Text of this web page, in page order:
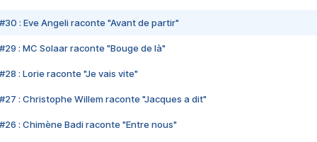
#30 : Eve Angeli raconte "Avant de partir"
#29 : MC Solaar raconte "Bouge de là"
#28 : Lorie raconte "Je vais vite"
#27 : Christophe Willem raconte "Jacques a dit"
#26 : Chimène Badi raconte "Entre nous"